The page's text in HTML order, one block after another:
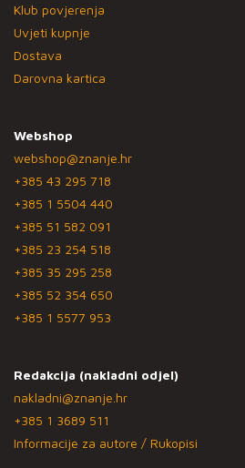
Klub povjerenja
Uvjeti kupnje
Dostava
Darovna kartica
Webshop
webshop@znanje.hr
+385 43 295 718
+385 1 5504 440
+385 51 582 091
+385 23 254 518
+385 35 295 258
+385 52 354 650
+385 1 5577 953
Redakcija (nakladni odjel)
nakladni@znanje.hr
+385 1 3689 511
Informacije za autore / Rukopisi